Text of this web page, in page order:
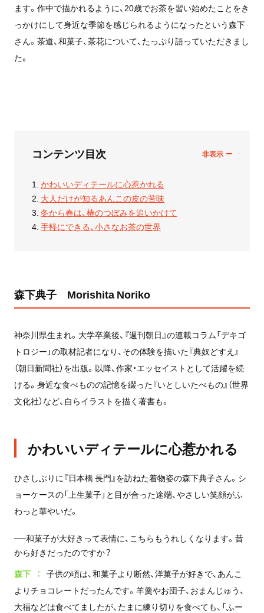
ます。作中で描かれるように、20歳でお茶を習い始めたことをき
っかけにして身近な季節を感じられるようになったという森下
さん。茶道、和菓子、茶花について、たっぷり語っていただきまし
た。
コンテンツ目次
かわいいディテールに心惹かれる
大人だけが知るあんこの皮の苦味
冬から春は、椿のつぼみを追いかけて
手軽にできる、小さなお茶の世界
森下典子 Morishita Noriko
神奈川県生まれ。大学卒業後、『週刊朝日』の連載コラム「デキゴ
トロジー」の取材記者になり、その体験を描いた『典奴どすえ』
（朝日新聞社）を出版。以降、作家・エッセイストとして活躍を続
ける。身近な食べものの記憶を綴った『いとしいたべもの』（世界
文化社）など、自らイラストを描く著書も。
かわいいディテールに心惹かれる
ひさしぶりに『日本橋 長門』を訪ねた着物姿の森下典子さん。シ
ョーケースの「上生菓子」と目が合った途端、やさしい笑顔がふ
わっと華やいだ。
──和菓子が大好きって表情に、こちらもうれしくなります。昔
から好きだったのですか？
森下
子供の頃は、和菓子より断然、洋菓子が好きで、あんこ
よりチョコレートだったんです。羊羹やお団子、おまんじゅう、
大福などは食べてましたが、たまに練り切りを食べても、「ふー